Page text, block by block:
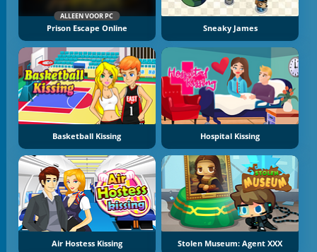
ALLEEN VOOR PC
Prison Escape Online Sneaky James
Basketball Kissing Hospital Kissing
Air Hostess Kissing Stolen Museum: Agent XXX